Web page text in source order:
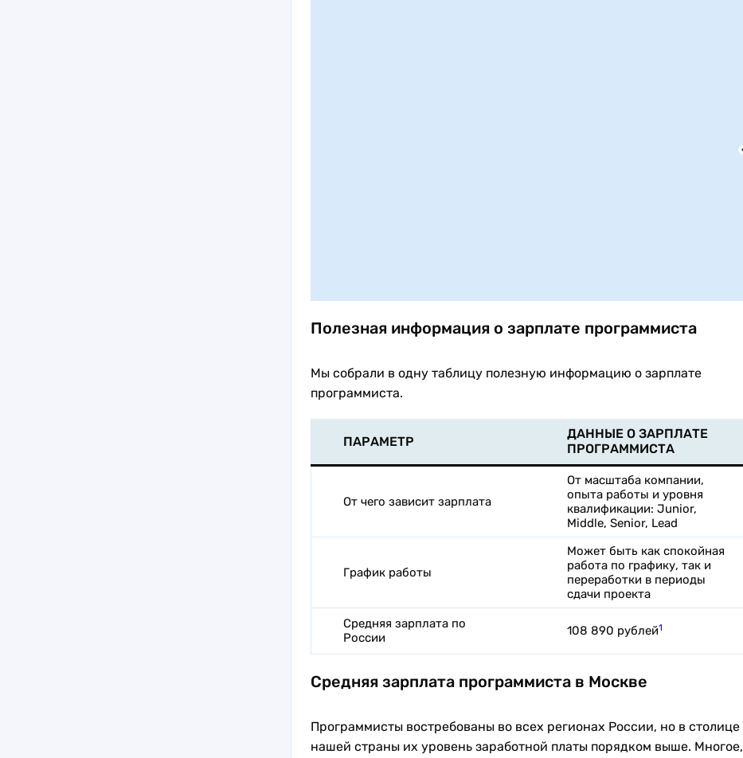
Полезная информация о зарплате программиста
Мы собрали в одну таблицу полезную информацию о зарплате
программиста.
ПАРАМЕТР
ДАННЫЕ О ЗАРПЛАТЕ
ПРОГРАММИСТА
От чего зависит зарплата
От масштаба компании,
опыта работы и уровня
квалификации: Junior,
Middle, Senior, Lead
График работы
Может быть как спокойная
работа по графику, так и
переработки в периоды
сдачи проекта
Средняя зарплата по
России
108 890 рублей1
Средняя зарплата программиста в Москве
Программисты востребованы во всех регионах России, но в столице
нашей страны их уровень заработной платы порядком выше. Многое,